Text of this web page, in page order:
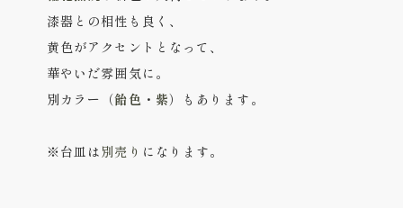
漆器との相性も良く、
黄色がアクセントとなって、
華やいだ雰囲気に。
別カラー（飴色 ・ 紫）もあります。
※台皿は 別売り になります。